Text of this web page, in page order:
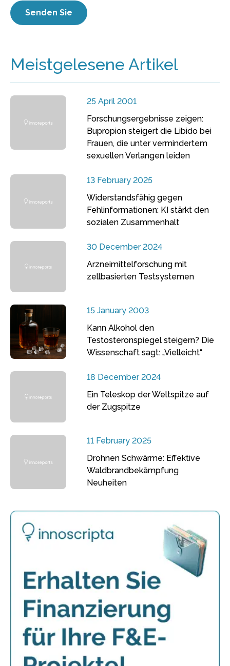
Meistgelesene Artikel
25 April 2001
Forschungsergebnisse zeigen:
Bupropion steigert die Libido bei
Frauen, die unter vermindertem
sexuellen Verlangen leiden
13 February 2025
Widerstandsfähig gegen
Fehlinformationen: KI stärkt den
sozialen Zusammenhalt
30 December 2024
Arzneimittelforschung mit
zellbasierten Testsystemen
15 January 2003
Kann Alkohol den
Testosteronspiegel steigern? Die
Wissenschaft sagt: „Vielleicht“
18 December 2024
Ein Teleskop der Weltspitze auf
der Zugspitze
11 February 2025
Drohnen Schwärme: Effektive
Waldbrandbekämpfung
Neuheiten